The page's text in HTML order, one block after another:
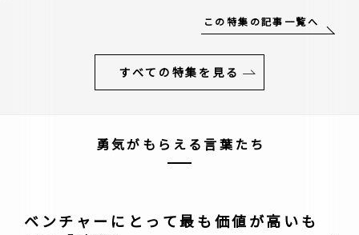
この特集の記事一覧へ
すべての特集を見る
勇気がもらえる言葉たち
ベンチャーにとって最も価値が高いも